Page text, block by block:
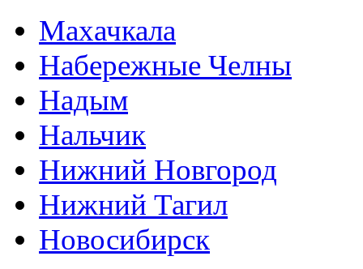
Махачкала
Набережные Челны
Надым
Нальчик
Нижний Новгород
Нижний Тагил
Новосибирск